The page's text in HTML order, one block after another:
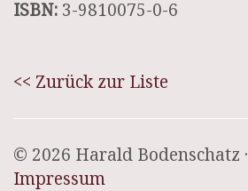
ISBN: 3-9810075-0-6
<< Zurück zur Liste
© 2026 Harald Bodenschatz ·
Impressum